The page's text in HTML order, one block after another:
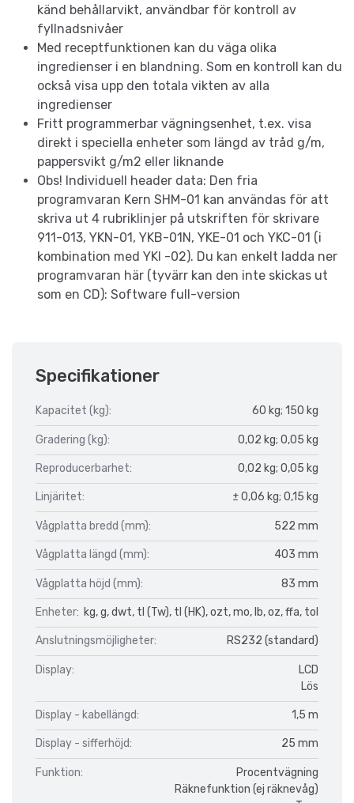
känd behållarvikt, användbar för kontroll av
fyllnadsnivåer
Med receptfunktionen kan du väga olika
ingredienser i en blandning. Som en kontroll kan du
också visa upp den totala vikten av alla
ingredienser
Fritt programmerbar vägningsenhet, t.ex. visa
direkt i speciella enheter som längd av tråd g/m,
pappersvikt g/m2 eller liknande
Obs! Individuell header data: Den fria
programvaran Kern SHM-01 kan användas för att
skriva ut 4 rubriklinjer på utskriften för skrivare
911-013, YKN-01, YKB-01N, YKE-01 och YKC-01 (i
kombination med YKI -02). Du kan enkelt ladda ner
programvaran här (tyvärr kan den inte skickas ut
som en CD): Software full-version
Specifikationer
Kapacitet (kg): 60 kg; 150 kg
Gradering (kg): 0,02 kg; 0,05 kg
Reproducerbarhet: 0,02 kg; 0,05 kg
Linjäritet: ± 0,06 kg; 0,15 kg
Vågplatta bredd (mm): 522 mm
Vågplatta längd (mm): 403 mm
Vågplatta höjd (mm): 83 mm
Enheter: kg, g, dwt, tl (Tw), tl (HK), ozt, mo, lb, oz, ffa, tol
Anslutningsmöjligheter: RS232 (standard)
Display:
LCD
Lös
Display - kabellängd: 1,5 m
Display - sifferhöjd: 25 mm
Funktion:
Procentvägning
Räknefunktion (ej räknevåg)